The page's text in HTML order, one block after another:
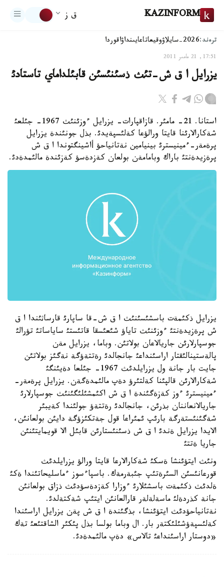
KAZINFORM ق ز
ترەند:2026-سايلاۋ وقيعاتاعايىنداۋاقوردا
17:51, 21 مامىر 2011
يزرايل ا ق ش-تئث ذسئنئسئن قابئلداماي تاستادئ
استانا. 21- مامئر. قازاقپارات- يزرايل ءوزئنئث 1967- جئلعئ
شةكارالارئنا قايتا ورالؤعا كةلئسپةيدئ. بذل جونئندة يزرايل
پرةمةر-ءمينيسترئ بينيامين نةتانياحؤ أاشينگتوندا ا ق ش
پرةزيدةنتئ باراك وبامامةن بولعان كةزدةسؤ كةزئندة مالئمدةدئ.
يزرايل ذكئمةت باسشئسئنئث ا ق ش-قا ساپارئ قارساثئندا ا ق
ش پرةزيدةنتئ ءوزئنئث تاياؤ شئعئسقا قاتئستئ ساياساتئ تؤرالئ
جوسپارلارئن جاريالاعان بولاتئن. وباما، يزرايل مةن
پالةستينالئقتار اراسئنداعئ جانجالدئ رةتتةؤگة نةگئز بولاتئن
جايت بار جانة ول يزرايلدئث 1967- جئلعا دةيئنگئ
شةكارالارئن قالپئنا كةلتئرؤ دةپ مالئمدةگةن. يزرايل پرةمةر-
ءمينيسترئ ءوز كةزةگئندة ا ق ش اكئمشئلئگئنئث جوسپارلارئ
جاريالانعاننان بذرئن، جانجالدئ رةتتةؤ جولئندا كةيبئر
شةگئنئستةرگة بارئپ ئمئراعا قول جةتكئزؤگة دايئن بولعانئن،
الايدا يزرايل ةندئ ا ق ش ذسئنئستارئن قابئل الا قويمايتئنئن
جاريا ةتتئ
ونئث ايتؤئنشا ةسكئ شةكارالارعا قايتا ورالؤ يزرايلدئث
قورعانئسئن السئرةتئپ جئبةرمةك. باسپاءسوز ءماسليحاتئندا ةكئ
ةلدئث ذكئمةت باسشئلارئ ءوزارا كةزدةسؤدئث ذزاق بولعانئن
جانة كذردةلئ ماسةلةلةر قارالعانئن ايتئپ شةكتةلدئ.
نةتانياحؤدئث ايتؤئنشا، بذگئندة ا ق ش پةن يزرايل اراسئندا
كةلئسپةؤشئلئكتةر بار. ال وباما بولسا بذل پئكئر الشاقتئعئ تةك
«دوستار اراسئنداعئ تالاس» دةپ مالئمدةدئ.